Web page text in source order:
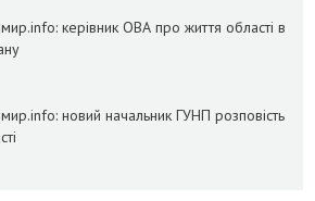
керівник ОВА про життя області в
новий начальник ГУНП розповість